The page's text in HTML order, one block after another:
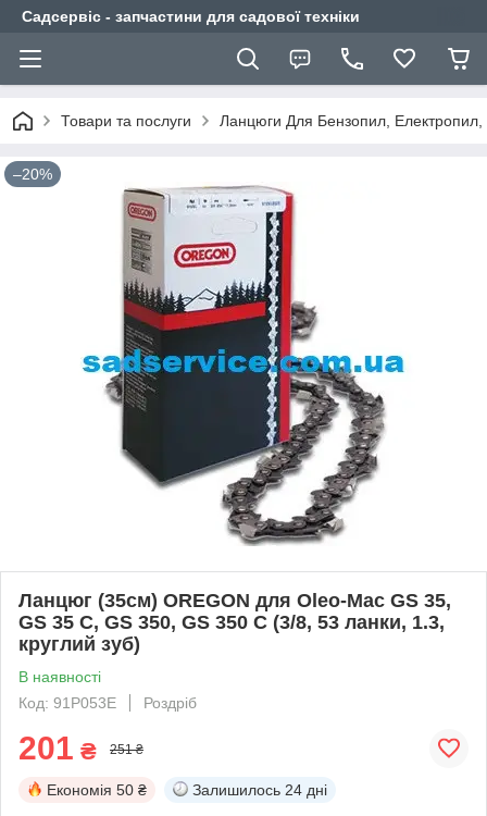
Садсервіс - запчастини для садової техніки
Товари та послуги Ланцюги Для Бензопил,
–20%
Ланцюг (35см) OREGON для Oleo-Mac GS 35,
GS 35 C, GS 350, GS 350 C (3/8, 53 ланки, 1.3,
круглий зуб)
В наявності
Код: 91P053E
Роздріб
201 ₴ 251 ₴
Економія 50 ₴ Залишилось 24 дні